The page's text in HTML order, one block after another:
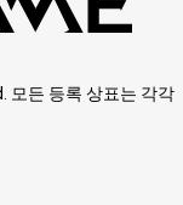
모든 등록 상표는 각각